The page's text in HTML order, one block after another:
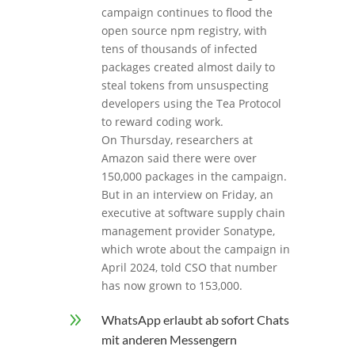
campaign continues to flood the
open source npm registry, with
tens of thousands of infected
packages created almost daily to
steal tokens from unsuspecting
developers using the Tea Protocol
to reward coding work.
On Thursday, researchers at
Amazon said there were over
150,000 packages in the campaign.
But in an interview on Friday, an
executive at software supply chain
management provider Sonatype,
which wrote about the campaign in
April 2024, told CSO that number
has now grown to 153,000.
9
WhatsApp erlaubt ab sofort Chats
mit anderen Messengern